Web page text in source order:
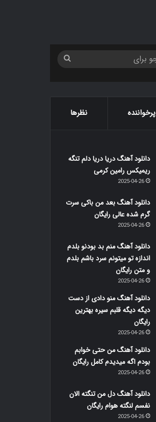
پرخواننده نظرها
دانلود آهنگ دریا دریا دلم تنگه
ریمیکس رامین کرمی
2025-04-26
دانلود آهنگ بعد من باکی سرت
گرم شده عالی رایگان
2025-04-26
دانلود آهنگ منم بد بودنو بلدم
اندازه تو میتونم سرد باشم بلدم
و متن رایگان
2025-04-26
دانلود آهنگ منو دادی از دست
دیگه دیگه قلبم سیره بهترین
رایگان
2025-04-26
دانلود آهنگ من حتی خوابم
بودم اگه میدیدم کامل رایگان
2025-04-26
دانلود آهنگ دل من تنگته الان
نفسم لنگته هوام رایگان
2025-04-26